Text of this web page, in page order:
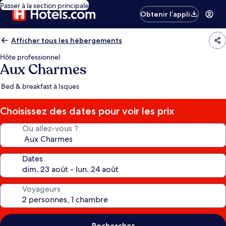
Passer à la section principale
Obtenir l’appli
Afficher tous les hébergements
Hôte professionnel
Aux Charmes
Bed & breakfast à Isques
Choisissez des dates pour voir les prix
Où allez-vous ?
Dates
Voyageurs